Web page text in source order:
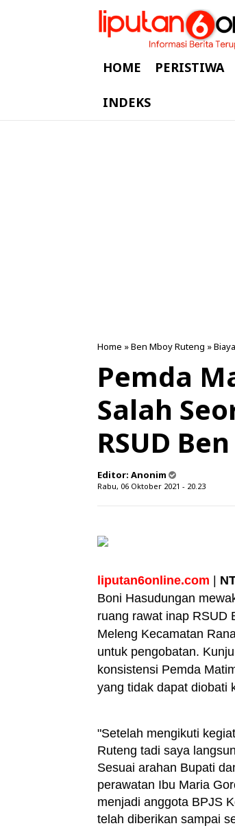
HOME PERISTIWA
INDEKS
Home »Ben Mboy Ruteng »
Pemda
Salah
RSUD
Editor: Anonim
Rabu, 06 Oktober 2021 - 20.23
liputan6online.com
Boni Hasudungan
ruang rawat inap RSUD
Meleng Kecamatan
untuk pengobatan.
konsistensi Pemda
yang tidak dapat diobati
"Setelah mengikuti
Ruteng tadi saya
Sesuai arahan Bupati
perawatan Ibu Maria
menjadi anggota BPJS
telah diberikan sampai